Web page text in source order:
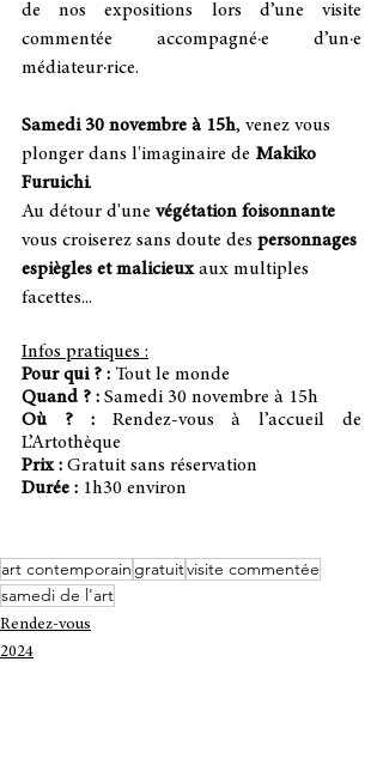
de nos expositions lors d’une visite
commentée accompagné·e d’un·e
médiateur·rice.
Samedi 30 novembre à 15h, venez vous
plonger dans l'imaginaire de Makiko
Furuichi.
Au détour d'une végétation foisonnante
vous croiserez sans doute des personnages
espiègles et malicieux aux multiples
facettes...
Infos pratiques :
Pour qui ? : Tout le monde
Quand ? : Samedi 30 novembre à 15h
Où ? : Rendez-vous à l’accueil de
L’Artothèque
Prix : Gratuit sans réservation
Durée : 1h30 environ
art contemporain gratuitvisite commentée
samedi de l'art
Rendez-vous
2024